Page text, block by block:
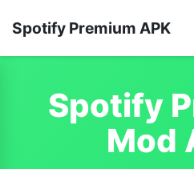
Spotify Premium APK
Spotify
Mod